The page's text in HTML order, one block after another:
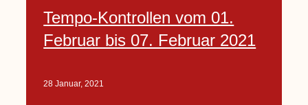
Tempo-Kontrollen vom 01.
Februar bis 07. Februar 2021
28 Januar, 2021